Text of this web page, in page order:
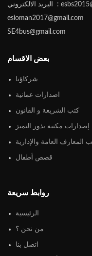
البريد الالكتروني : esbs2015@hotmail.com-
esioman2017@gmail.com
SE4bus@gmail.com
بعض الاقسام
شركاؤنا
اصدارات عمانية
كتب الشريعة و القانون
إصدارات مكتبة بذور التميز
المعارف العامة والإدارية
قصص أطفال
روابط سريعة
الرئيسية
من نحن ؟
اتصل بنا